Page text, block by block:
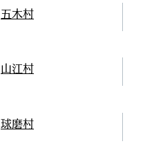
五木村
山江村
球磨村